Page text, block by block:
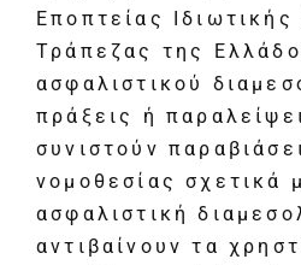
Εποπτείας
Τράπεζας της
ασφαλιστικού
πράξεις ή
συνιστούν
νομοθεσίας σχετικά
ασφαλιστική
αντιβαίνουν τα